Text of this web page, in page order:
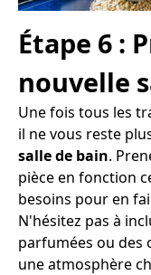
Étape 6 :
nouvelle
Une fois tous les
il ne vous reste
salle de bain.
pièce en fonction
besoins pour en
N'hésitez pas à
parfumées ou des
une atmosphère